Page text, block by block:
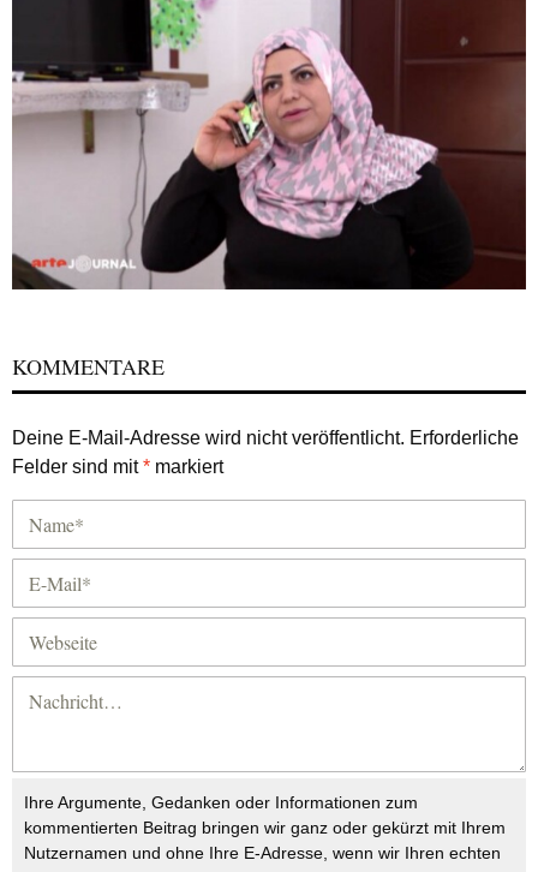
KOMMENTARE
Deine E-Mail-Adresse wird nicht veröffentlicht. Erforderliche
Felder sind mit* markiert
Ihre Argumente, Gedanken oder Informationen zum
kommentierten Beitrag bringen wir ganz oder gekürzt mit Ihrem
Nutzernamen und ohne Ihre E-Adresse, wenn wir Ihren echten